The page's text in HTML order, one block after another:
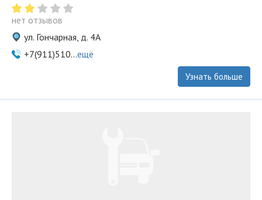
нет отзывов
ул. Гончарная, д. 4А
+7(911)510...ещё
Узнать больше